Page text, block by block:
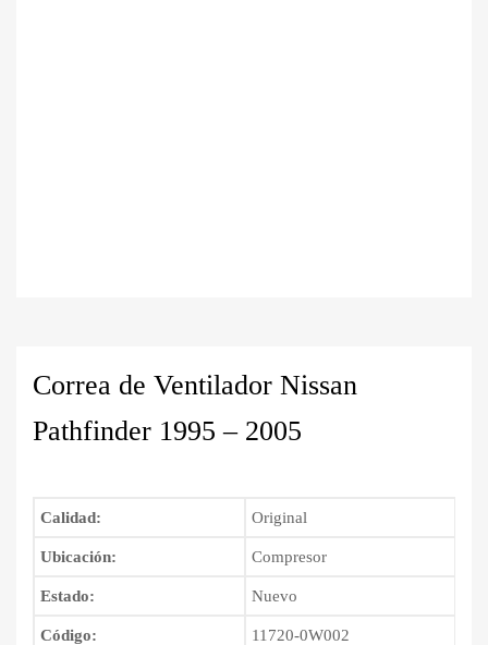
Correa de Ventilador Nissan
Pathfinder 1995 – 2005
Calidad: Original
Ubicación: Compresor
Estado: Nuevo
Código: 11720-0W002